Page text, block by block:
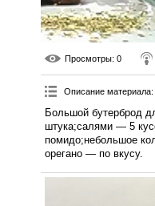
Просмотры: 0
Описание материала:
Большой бутерброд
штука;салями — 5
помидо;небольшое
орегано — по вкусу.